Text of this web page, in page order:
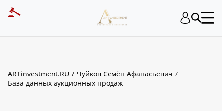
ARTinvestment.RU
Чуйков Семён Афанасьевич
База данных аукционных продаж